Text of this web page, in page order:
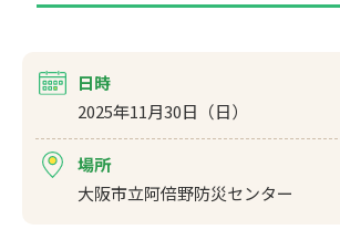
日時
2025年11月30日（日）
場所
大阪市立阿倍野防災センター